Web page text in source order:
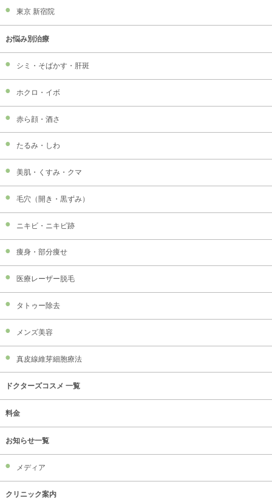
東京 新宿院
お悩み別治療
シミ・そばかす・肝斑
ホクロ・イボ
赤ら顔・酒さ
たるみ・しわ
美肌・くすみ・クマ
毛穴（開き・黒ずみ）
ニキビ・ニキビ跡
痩身・部分痩せ
医療レーザー脱毛
タトゥー除去
メンズ美容
真皮線維芽細胞療法
ドクターズコスメ 一覧
料金
お知らせ一覧
メディア
クリニック案内